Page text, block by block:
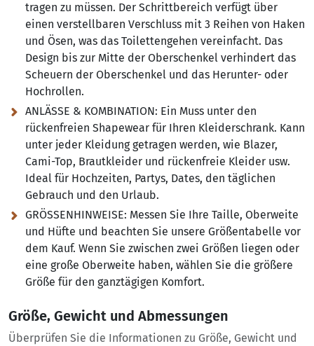
tragen zu müssen. Der Schrittbereich verfügt über
einen verstellbaren Verschluss mit 3 Reihen von Haken
und Ösen, was das Toilettengehen vereinfacht. Das
Design bis zur Mitte der Oberschenkel verhindert das
Scheuern der Oberschenkel und das Herunter- oder
Hochrollen.
ANLÄSSE & KOMBINATION: Ein Muss unter den
rückenfreien Shapewear für Ihren Kleiderschrank. Kann
unter jeder Kleidung getragen werden, wie Blazer,
Cami-Top, Brautkleider und rückenfreie Kleider usw.
Ideal für Hochzeiten, Partys, Dates, den täglichen
Gebrauch und den Urlaub.
GRÖSSENHINWEISE: Messen Sie Ihre Taille, Oberweite
und Hüfte und beachten Sie unsere Größentabelle vor
dem Kauf. Wenn Sie zwischen zwei Größen liegen oder
eine große Oberweite haben, wählen Sie die größere
Größe für den ganztägigen Komfort.
Größe, Gewicht und Abmessungen
Überprüfen Sie die Informationen zu Größe, Gewicht und